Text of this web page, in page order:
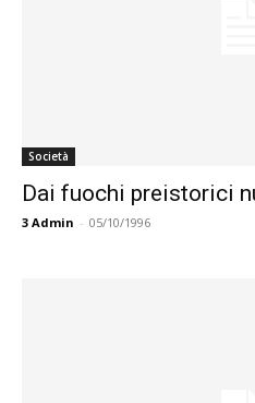
Società
Dai fuochi preistorici
3 Admin - 05/10/1996